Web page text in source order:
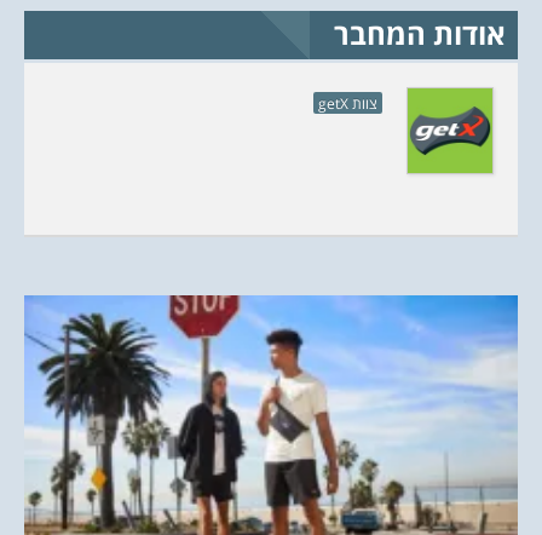
אודות המחבר
צוות getX